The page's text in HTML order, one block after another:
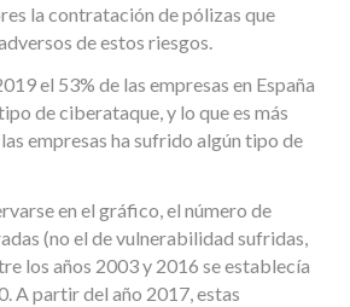
la contratación de pólizas que
de estos riesgos.
el 53% de las empresas en España
de ciberataque, y lo que es más
empresas ha sufrido algún tipo de
en el gráfico, el número de
(no el de vulnerabilidad sufridas,
los años 2003 y 2016 se establecía
A partir del año 2017, estas